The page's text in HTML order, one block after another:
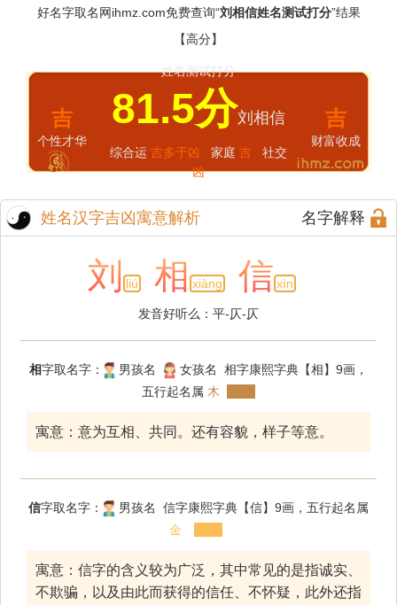
好名字取名网ihmz.com免费查询“刘相信姓名测试打分”结果
【高分】
吉
个性才华
姓名测试打分
81.5分刘相信
综合运 吉多于凶 家庭 吉 社交
凶
吉
财富收成
姓名汉字吉凶寓意解析 名字解释
刘 liú 相 xiàng 信 xìn
发音好听么：平-仄-仄
相字取名字： 男孩名
女孩名 相字康熙字典【相】9画，
五行起名属 木
寓意：意为互相、共同。还有容貌，样子等意。
信字取名字：
男孩名 信字康熙字典【信】9画，五行起名属
金
寓意：信字的含义较为广泛，其中常见的是指诚实、
不欺骗，以及由此而获得的信任、不怀疑，此外还指